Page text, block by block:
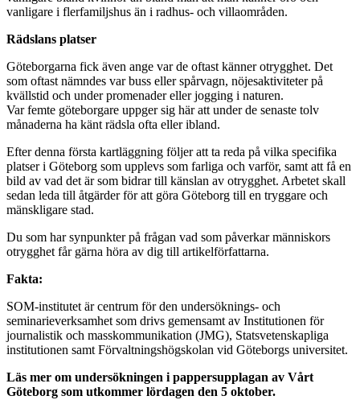
vanligare i flerfamiljshus än i radhus- och villaområden.
Rädslans platser
Göteborgarna fick även ange var de oftast känner otrygghet. Det
som oftast nämndes var buss eller spårvagn, nöjesaktiviteter på
kvällstid och under promenader eller jogging i naturen.
Var femte göteborgare uppger sig här att under de senaste tolv
månaderna ha känt rädsla ofta eller ibland.
Efter denna första kartläggning följer att ta reda på vilka specifika
platser i Göteborg som upplevs som farliga och varför, samt att få en
bild av vad det är som bidrar till känslan av otrygghet. Arbetet skall
sedan leda till åtgärder för att göra Göteborg till en tryggare och
mänskligare stad.
Du som har synpunkter på frågan vad som påverkar människors
otrygghet får gärna höra av dig till artikelförfattarna.
Fakta:
SOM-institutet är centrum för den undersöknings- och
seminarieverksamhet som drivs gemensamt av Institutionen för
journalistik och masskommunikation (JMG), Statsvetenskapliga
institutionen samt Förvaltningshögskolan vid Göteborgs universitet.
Läs mer om undersökningen i pappersupplagan av Vårt
Göteborg som utkommer lördagen den 5 oktober.